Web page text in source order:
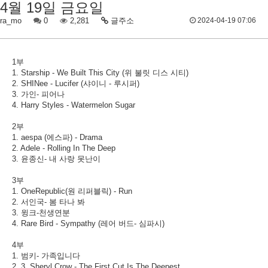
4월 19일 금요일
ra_mo 0 2,281 글주소 2024-04-19 07:06
1부
1. Starship - We Built This City (위 불릿 디스 시티)
2. SHINee - Lucifer (샤이니 - 루시퍼)
3. 가인- 피어나
4. Harry Styles - Watermelon Sugar
2부
1. aespa (에스파) - Drama
2. Adele - Rolling In The Deep
3. 윤종신- 내 사랑 못난이
3부
1. OneRepublic(원 리퍼블릭) - Run
2. 서인국- 봄 타나 봐
3. 윙크-천생연분
4. Rare Bird - Sympathy (레어 버드- 심파시)
4부
1. 범키- 가족입니다